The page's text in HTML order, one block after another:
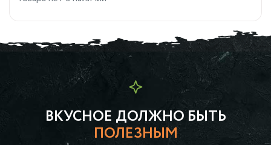
ВКУСНОЕ ДОЛЖНО БЫТЬ
ПОЛЕЗНЫМ